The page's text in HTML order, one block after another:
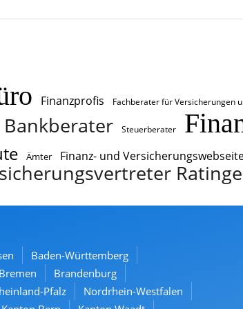
Finanzprofis Fachberater für Versicherungen
Bankberater Steuerberater
Ämter Finanz- und
Baden-Württemberg
Bremen
Brandenburg
Pfalz
Nordrhein-Westfalen